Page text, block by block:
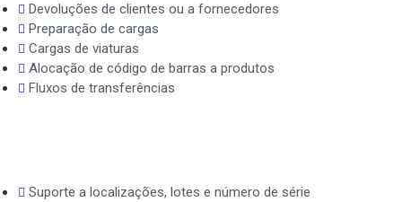
Devoluções de clientes ou a fornecedores
Preparação de cargas
Cargas de viaturas
Alocação de código de barras a produtos
Fluxos de transferências
Suporte a localizações, lotes e número de série